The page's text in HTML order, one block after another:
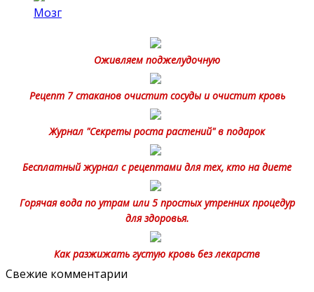
Мозг
Оживляем поджелудочную
Рецепт 7 стаканов очистит сосуды и очистит кровь
Журнал "Секреты роста растений" в подарок
Бесплатный журнал с рецептами для тех, кто на диете
Горячая вода по утрам или 5 простых утренних процедур
для здоровья.
Как разжижать густую кровь без лекарств
Свежие комментарии